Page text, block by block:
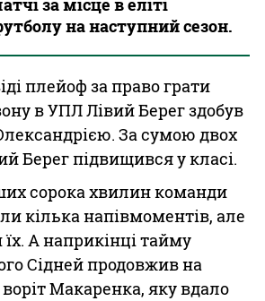
за місце в еліті
на наступний сезон.
плейоф за право грати
в УПЛ Лівий Берег здобув
За сумою двох
Берег підвищився у класі.
сорока хвилин команди
кілька напівмоментів, але
їх. А наприкінці тайму
Сідней продовжив на
Макаренка, яку вдало